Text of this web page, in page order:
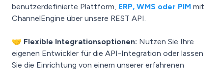
benutzerdefinierte Plattform, ERP, WMS oder PIM mit
ChannelEngine über unsere REST API.
🤝 Flexible Integrationsoptionen: Nutzen Sie Ihre
eigenen Entwickler für die API-Integration oder lassen
Sie die Einrichtung von einem unserer erfahrenen